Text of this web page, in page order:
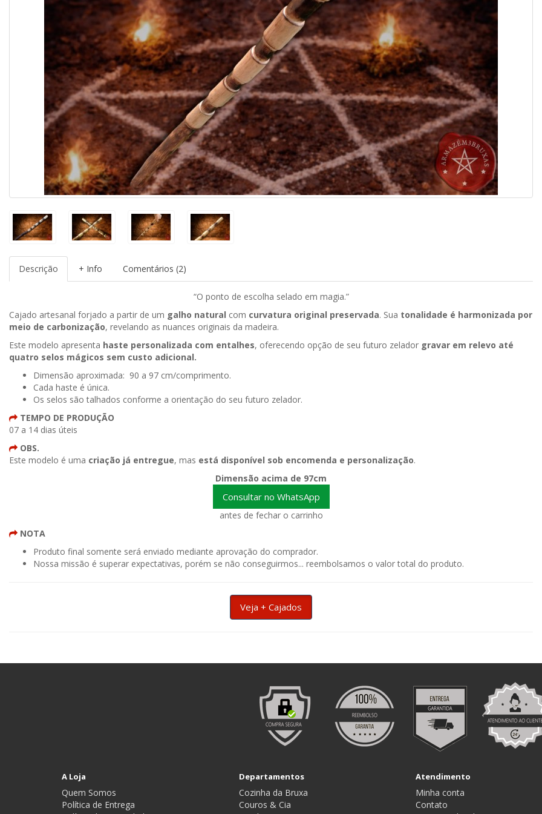
Descrição + Info Comentários (2)
“O ponto de escolha selado em magia.”
Cajado artesanal forjado a partir de um galho natural com curvatura original preservada. Sua tonalidade é harmonizada por
meio de carbonização, revelando as nuances originais da madeira.
Este modelo apresenta haste personalizada com entalhes, oferecendo opção de seu futuro zelador gravar em relevo até
quatro selos mágicos sem custo adicional.
Dimensão aproximada: 90 a 97 cm/comprimento.
Cada haste é única.
Os selos são talhados conforme a orientação do seu futuro zelador.
TEMPO DE PRODUÇÃO
07 a 14 dias úteis
OBS.
Este modelo é uma criação já entregue, mas está disponível sob encomenda e personalização.
Dimensão acima de 97cm
Consultar no WhatsApp
antes de fechar o carrinho
NOTA
Produto final somente será enviado mediante aprovação do comprador.
Nossa missão é superar expectativas, porém se não conseguirmos... reembolsamos o valor total do produto.
Veja + Cajados
A Loja
Quem Somos
Política de Entrega
Departamentos
Cozinha da Bruxa
Couros & Cia
Atendimento
Minha conta
Contato